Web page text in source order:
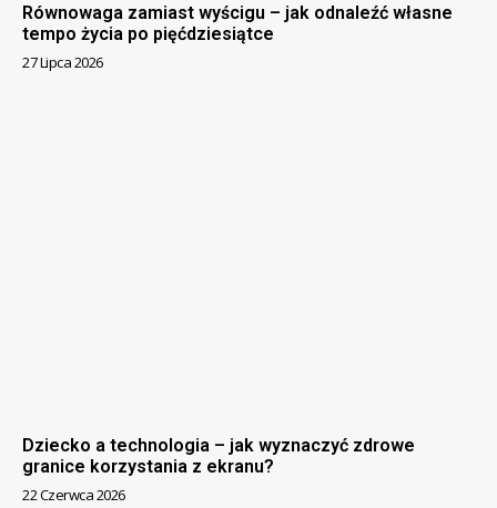
Równowaga zamiast wyścigu – jak odnaleźć własne
tempo życia po pięćdziesiątce
27 Lipca 2026
Dziecko a technologia – jak wyznaczyć zdrowe
granice korzystania z ekranu?
22 Czerwca 2026